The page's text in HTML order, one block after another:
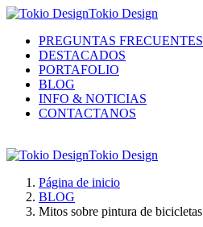
Tokio Design
PREGUNTAS FRECUENTES
DESTACADOS
PORTAFOLIO
BLOG
INFO & NOTICIAS
CONTACTANOS
Tokio Design
Página de inicio
BLOG
Mitos sobre pintura de bicicletas